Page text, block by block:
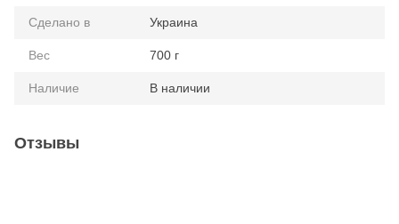
Сделано в Украина
Вес 700 г
Наличие В наличии
Отзывы